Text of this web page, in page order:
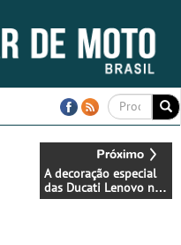
A decoração especial
das Ducati Lenovo no
GP de Mugello 2025